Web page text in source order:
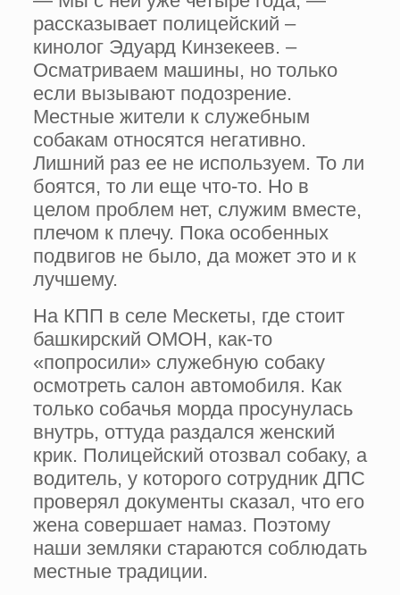
рассказывает полицейский –
кинолог Эдуард Кинзекеев. –
Осматриваем машины, но только
если вызывают подозрение.
Местные жители к служебным
собакам относятся негативно.
Лишний раз ее не используем. То ли
боятся, то ли еще что-то. Но в
целом проблем нет, служим вместе,
плечом к плечу. Пока особенных
подвигов не было, да может это и к
лучшему.
На КПП в селе Мескеты, где стоит
башкирский ОМОН, как-то
«попросили» служебную собаку
осмотреть салон автомобиля. Как
только собачья морда просунулась
внутрь, оттуда раздался женский
крик. Полицейский отозвал собаку, а
водитель, у которого сотрудник ДПС
проверял документы сказал, что его
жена совершает намаз. Поэтому
наши земляки стараются соблюдать
местные традиции.